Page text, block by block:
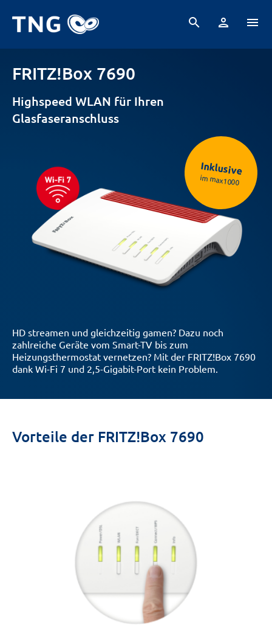
search person menu
FRITZ!Box 7690
Highspeed WLAN für Ihren
Glasfaseranschluss
Inklusive
im max1000
HD streamen und gleichzeitig gamen? Dazu noch
zahlreiche Geräte vom Smart-TV bis zum
Heizungsthermostat vernetzen? Mit der FRITZ!Box 7690
dank Wi-Fi 7 und 2,5-Gigabit-Port kein Problem.
Vorteile der FRITZ!Box 7690